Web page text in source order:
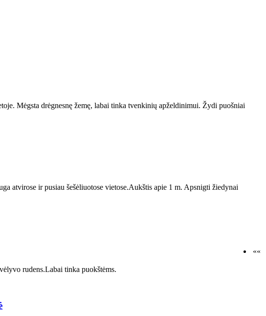
Mėgsta drėgnesnę žemę, labai tinka tvenkinių apželdinimui. Žydi puošniai
atvirose ir pusiau šešėliuotose vietose.Aukštis apie 1 m. Apsnigti žiedynai
rudens.Labai tinka puokštėms.
««